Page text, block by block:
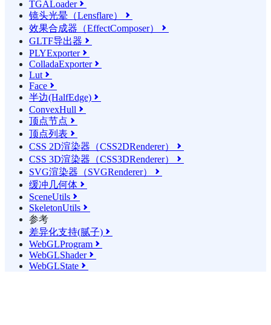
TGALoader
镜头光晕（Lensflare） 
效果合成器（EffectComposer） 
GLTF导出器 
PLYExporter
ColladaExporter
Lut 
Face 
半边(HalfEdge) 
ConvexHull 
顶点节点 
顶点列表 
CSS 2D渲染器（CSS2DRenderer） 
CSS 3D渲染器（CSS3DRenderer） 
SVG渲染器（SVGRenderer） 
缓冲几何体 
SceneUtils 
SkeletonUtils 
参考
差异化支持(腻子) 
WebGLProgram 
WebGLShader
WebGLState 